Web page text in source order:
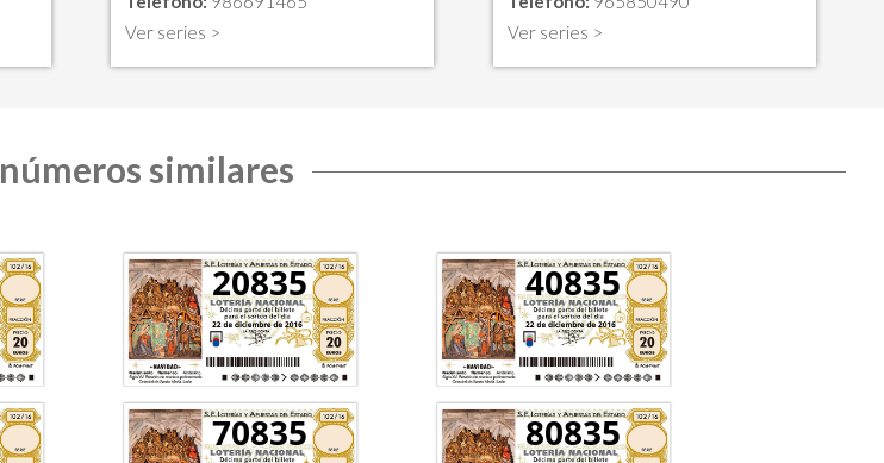
Ver series >
Ver series >
números similares
20835 40835
70835 80835